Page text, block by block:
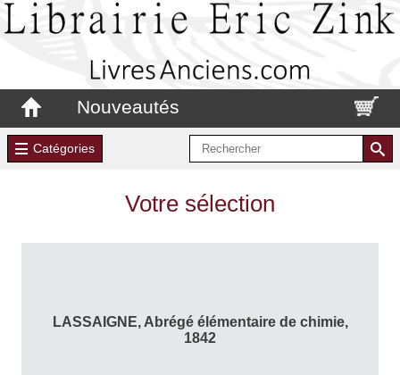
Nouveautés
Catégories
Votre sélection
LASSAIGNE, Abrégé élémentaire de chimie,
1842